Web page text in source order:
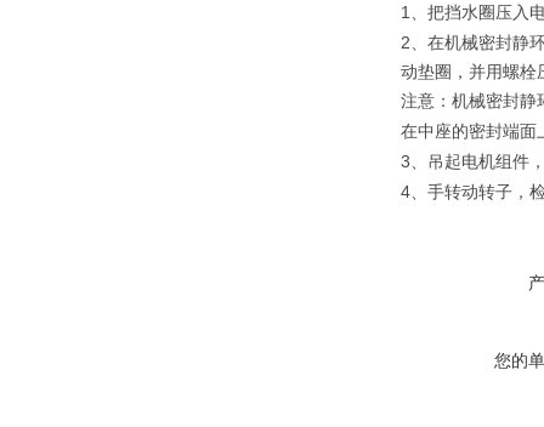
1 、把挡水圈压入
2、在机械密封静
动垫圈，并用螺栓
注意：机械密封静
在中座的密封端面
3、吊起电机组件
4、手转动转子，
您的